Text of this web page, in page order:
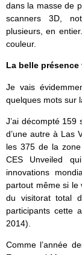
dans la masse de
scanners 3D,
plusieurs, en
couleur.
La belle présence
Je vais
quelques mots sur
J’ai décompté 159
d’une autre à Las
les 375 de la
CES Unveiled
innovations
partout même si le
du visitorat total
participants cette
2014).
Comme l’année